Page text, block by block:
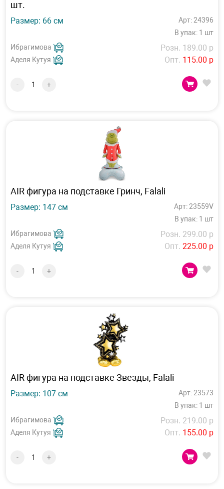
шт.
Размер: 66 см
Арт: 24396
В упак: 1 шт
Ибрагимова
Аделя Кутуя
Розн. 189.00 р
Опт. 115.00 р
- +
AIR фигура на подставке Гринч, Falali
Размер: 147 см
Арт: 23559V
В упак: 1 шт
Ибрагимова
Аделя Кутуя
Розн. 299.00 р
Опт. 225.00 р
- +
AIR фигура на подставке Звезды, Falali
Размер: 107 см
Арт: 23573
В упак: 1 шт
Ибрагимова
Аделя Кутуя
Розн. 219.00 р
Опт. 155.00 р
- +